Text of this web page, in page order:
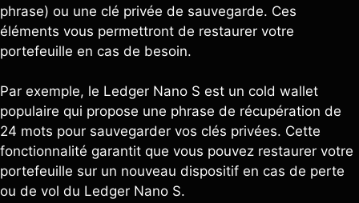
phrase) ou une clé privée de sauvegarde. Ces
éléments vous permettront de restaurer votre
portefeuille en cas de besoin.
Par exemple, le Ledger Nano S est un cold wallet
populaire qui propose une phrase de récupération de
24 mots pour sauvegarder vos clés privées. Cette
fonctionnalité garantit que vous pouvez restaurer votre
portefeuille sur un nouveau dispositif en cas de perte
ou de vol du Ledger Nano S.